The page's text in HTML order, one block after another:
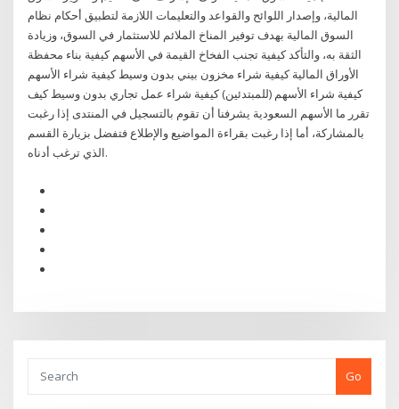
المالية، وإصدار اللوائح والقواعد والتعليمات اللازمة لتطبيق أحكام نظام
السوق المالية بهدف توفير المناخ الملائم للاستثمار في السوق، وزيادة
الثقة به، والتأكد كيفية تجنب الفخاخ القيمة في الأسهم كيفية بناء محفظة
الأوراق المالية كيفية شراء مخزون بيني بدون وسيط كيفية شراء الأسهم
كيفية شراء الأسهم (للمبتدئين) كيفية شراء عمل تجاري بدون وسيط كيف
تقرر ما الأسهم السعودية يشرفنا أن تقوم بالتسجيل في المنتدى إذا رغبت
بالمشاركة، أما إذا رغبت بقراءة المواضيع والإطلاع فتفضل بزيارة القسم
الذي ترغب أدناه.
Go